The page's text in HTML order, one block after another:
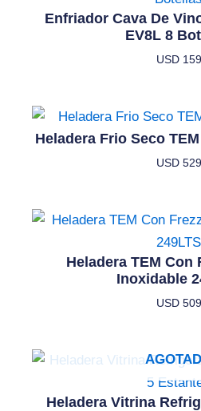
Enfriador Cava De
EV8L 8
USD159
Heladera Frio Seco
USD529
Heladera TEM Con
Inoxidable
USD509
Heladera Vitrina